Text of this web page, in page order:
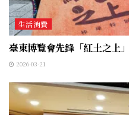
生活消費
臺東博覽會先鋒「紅土之上
2026-03-21